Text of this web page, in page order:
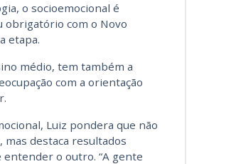
o socioemocional é
obrigatório com o Novo
etapa.
médio, tem também a
com a orientação
Luiz pondera que não
destaca resultados
entender o outro. “A gente